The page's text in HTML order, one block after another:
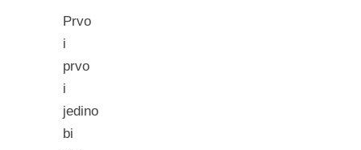
Prvo
i
prvo
i
jedino
bi